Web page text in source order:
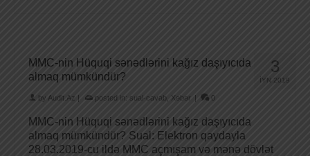
3
İYN 2019
MMC-nin Hüquqi sənədlərini kağız daşıyıcıda
almaq mümkündür?
by Audit.Az | posted in: sual-cavab Xəbər | 0
MMC-nin Hüquqi sənədlərini kağız daşıyıcıda
almaq mümkündür? Sual: Elektron qaydayla
28.03.2019-cu ildə MMC açmışam və mənə dövlət